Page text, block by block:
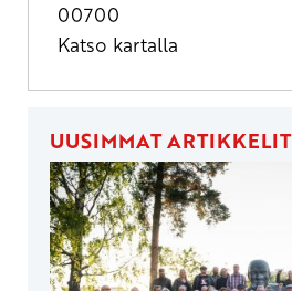
00700
Katso kartalla
UUSIMMAT ARTIKKELIT